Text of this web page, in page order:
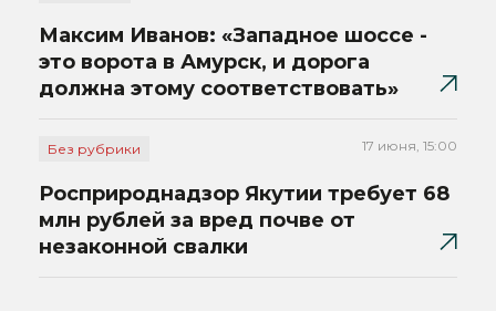
Максим Иванов: «Западное шоссе -
это ворота в Амурск, и дорога
должна этому соответствовать»
Без рубрики 17 июня, 15:00
Росприроднадзор Якутии требует 68
млн рублей за вред почве от
незаконной свалки